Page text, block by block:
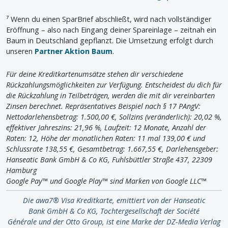
⁷ Wenn du einen SparBrief abschließt, wird nach vollständiger
Eröffnung – also nach Eingang deiner Spareinlage – zeitnah ein
Baum in Deutschland gepflanzt. Die Umsetzung erfolgt durch
unseren Partner Aktion Baum.
Für deine Kreditkartenumsätze stehen dir verschiedene
Rückzahlungsmöglichkeiten zur Verfügung. Entscheidest du dich für
die Rückzahlung in Teilbeträgen, werden die mit dir vereinbarten
Zinsen berechnet. Repräsentatives Beispiel nach § 17 PAngV:
Nettodarlehensbetrag: 1.500,00 €, Sollzins (veränderlich): 20,02 %,
effektiver Jahreszins: 21,96 %, Laufzeit: 12 Monate, Anzahl der
Raten: 12, Höhe der monatlichen Raten: 11 mal 139,00 € und
Schlussrate 138,55 €, Gesamtbetrag: 1.667,55 €, Darlehensgeber:
Hanseatic Bank GmbH & Co KG, Fuhlsbüttler Straße 437, 22309
Hamburg
Google Pay™ und Google Play™ sind Marken von Google LLC™
Die awa7® Visa Kreditkarte, emittiert von der Hanseatic
Bank GmbH & Co KG, Tochtergesellschaft der Société
Générale und der Otto Group, ist eine Marke der DZ-Media Verlag